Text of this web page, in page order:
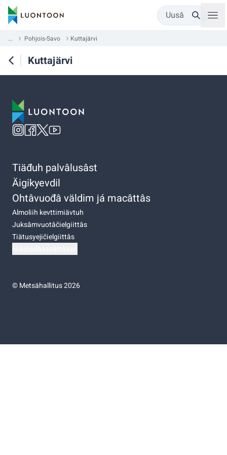
Uusâ
... Pohjois-Savo Kuttajärvi
Kuttajärvi
Tiäđuh palvâlusâst
Äigikyevdil
Ohtâvuođâ väldim já macâttâs
Almoliih kevttimiävtuh
Juksâmvuotâčielgiittâs
Tiätusyejičielgiittâs
©Metsähallitus 2026